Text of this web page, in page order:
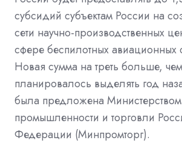
субсидий субъектам России на
сети научно-производственных
сфере беспилотных авиационных
Новая сумма на треть больше, чем
планировалось выделять год
была предложена Министерством
промышленности и торговли
Федерации (Минпромторг).